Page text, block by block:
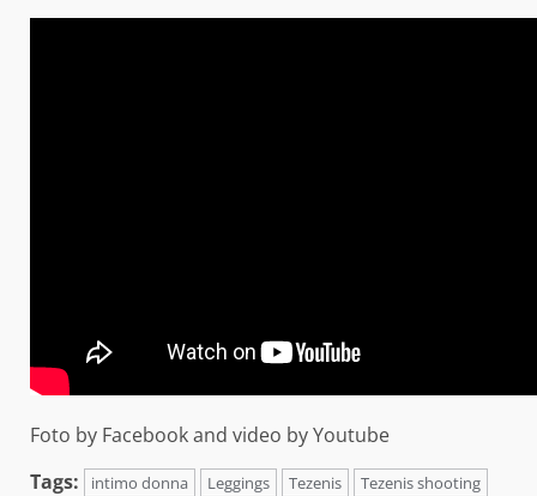
Foto by Facebook and video by Youtube
Tags:
intimo donna Leggings Tezenis Tezenis shooting